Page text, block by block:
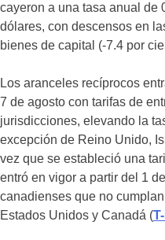
cayeron a una tasa anual de
dólares, con descensos en
bienes de capital (-7.4 por
Los aranceles recíprocos
7 de agosto con tarifas de
jurisdicciones, elevando la
excepción de Reino Unido,
vez que se estableció una
entró en vigor a partir del 1
canadienses que no
Estados Unidos y Canadá (